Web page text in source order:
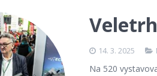
14. 3. 2025
Na 520